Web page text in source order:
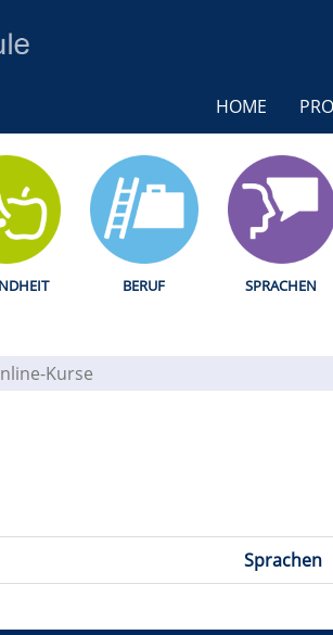
HOME
BERUF SPRACHEN
Kurse
Sprachen